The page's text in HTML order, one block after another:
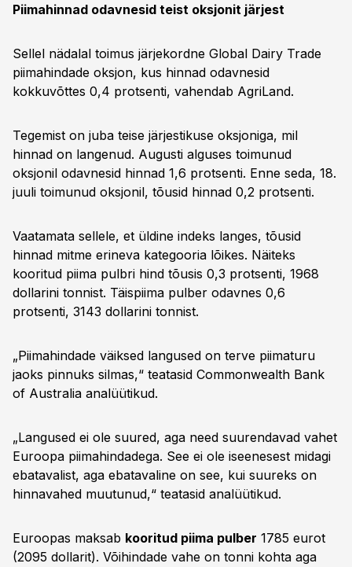
Piimahinnad odavnesid teist oksjonit järjest
Sellel nädalal toimus järjekordne Global Dairy Trade
piimahindade oksjon, kus hinnad odavnesid
kokkuvõttes 0,4 protsenti, vahendab AgriLand.
Tegemist on juba teise järjestikuse oksjoniga, mil
hinnad on langenud. Augusti alguses toimunud
oksjonil odavnesid hinnad 1,6 protsenti. Enne seda, 18.
juuli toimunud oksjonil, tõusid hinnad 0,2 protsenti.
Vaatamata sellele, et üldine indeks langes, tõusid
hinnad mitme erineva kategooria lõikes. Näiteks
kooritud piima pulbri hind tõusis 0,3 protsenti, 1968
dollarini tonnist. Täispiima pulber odavnes 0,6
protsenti, 3143 dollarini tonnist.
„Piimahindade väiksed langused on terve piimaturu
jaoks pinnuks silmas,“ teatasid Commonwealth Bank
of Australia analüütikud.
„Langused ei ole suured, aga need suurendavad vahet
Euroopa piimahindadega. See ei ole iseenesest midagi
ebatavalist, aga ebatavaline on see, kui suureks on
hinnavahed muutunud,“ teatasid analüütikud.
Euroopas maksab kooritud piima pulber 1785 eurot
(2095 dollarit). Võihindade vahe on tonni kohta aga